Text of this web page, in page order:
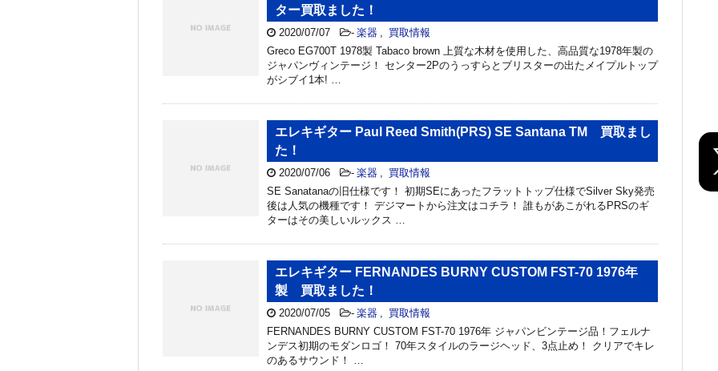
ター買取ました！
2020/07/07 - 楽器 , 買取情報
Greco EG700T 1978製 Tabaco brown 上質な木材を使用した、高品質な1978年製の
ジャパンヴィンテージ！ センター2Pのうっすらとブリスターの出たメイプルトップ
がシブイ1本! …
エレキギター Paul Reed Smith(PRS) SE Santana TM 買取まし
た！
2020/07/06 - 楽器 , 買取情報
SE Sanatanaの旧仕様です！ 初期SEにあったフラットトップ仕様でSilver Sky発売
後は人気の機種です！ デジマートから注文はコチラ！ 誰もがあこがれるPRSのギ
ターはその美しいルックス …
エレキギター FERNANDES BURNY CUSTOM FST-70 1976年
製 買取ました！
2020/07/05 - 楽器 , 買取情報
FERNANDES BURNY CUSTOM FST-70 1976年 ジャパンビンテージ品！フェルナ
ンデス初期のモダンロゴ！ 70年スタイルのラージヘッド、3点止め！ クリアでキレ
のあるサウンド！ …